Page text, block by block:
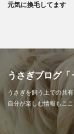
元気に換毛してます
うさぎブログ「
うさぎを飼う上での共
自分が楽しむ情報もここ